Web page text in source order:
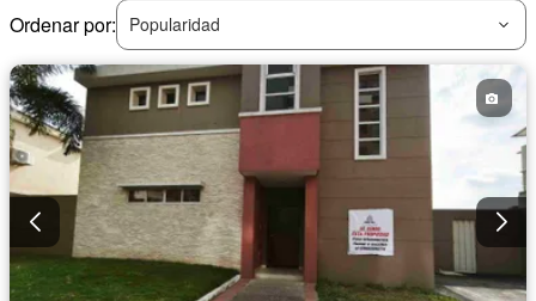
Ordenar por:
Popularidad